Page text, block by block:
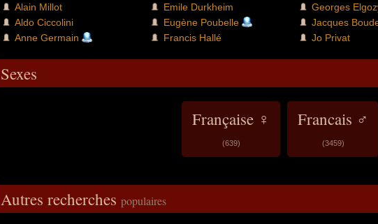
Alain Millot
Aldo Ciccolini
Anne Germain
Emile Durkheim
Eugène Poubelle
Francis Hallé
Georges
Jacques
Jo Privat
Sexes
Française ♀
(639)
Francais ♂
(3459)
Autres recherches populaires